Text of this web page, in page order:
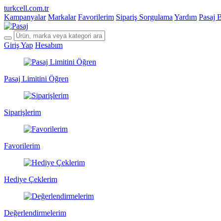
turkcell.com.tr
Kampanyalar Markalar Favorilerim Sipariş Sorgulama Yardım Pasaj
Giriş Yap Hesabım
Pasaj Limitini Öğren
Siparişlerim
Favorilerim
Hediye Çeklerim
Değerlendirmelerim